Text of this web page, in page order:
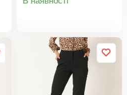
блискавку, ґудзики та
гачок. 2 складки
спереду. Передні
прорізні кишені. Задні
витачки. Передні